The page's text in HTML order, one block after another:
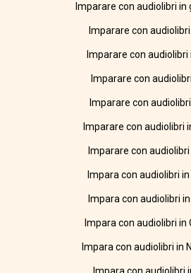
Imparare con audiolibri in
Imparare con
Imparare con audiolibri
Imparare con
Imparare con
Imparare con audiolibri
Imparare con
Impara con audiolibri
Impara con audiolibri
Impara con audiolibri in
Impara con audiolibri in